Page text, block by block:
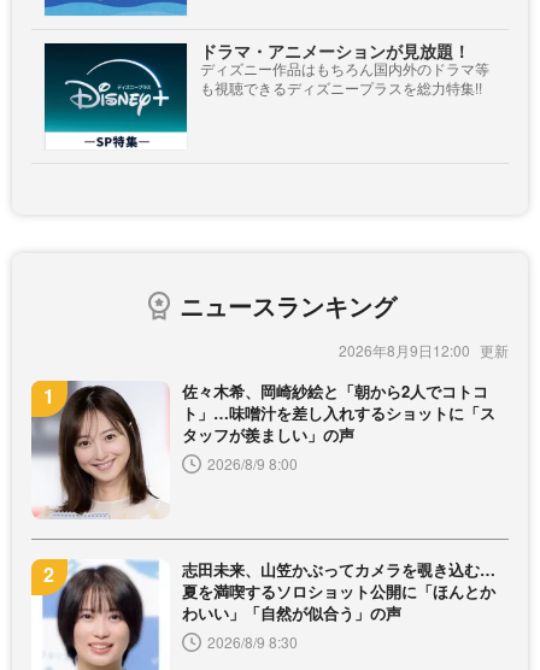
ドラマ・アニメーションが見放題！
ディズニー作品はもちろん国内外のドラマ等
も視聴できるディズニープラスを総力特集!!
ニュースランキング
2026年8月9日12:00
佐々木希、岡崎紗絵と「朝から2人でコトコ
ト」…味噌汁を差し入れするショットに「ス
タッフが羨ましい」の声
2026/8/9 8:00
志田未来、山笠かぶってカメラを覗き込む…
夏を満喫するソロショット公開に「ほんとか
わいい」「自然が似合う」の声
2026/8/9 8:30